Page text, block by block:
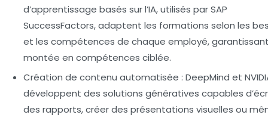
d’apprentissage basés sur l’IA, utilisés par SAP
SuccessFactors, adaptent les formations selon les
et les compétences de chaque employé,
montée en compétences ciblée.
Création de contenu automatisée : DeepMind et
développent des solutions génératives capables
des rapports, créer des présentations visuelles ou